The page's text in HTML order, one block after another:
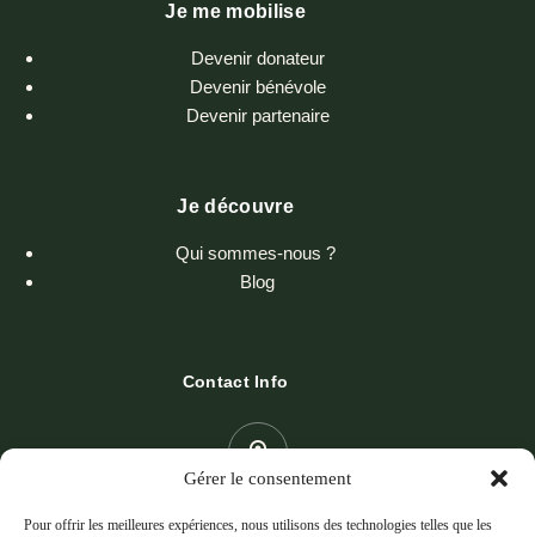
Gérer le consentement
Pour offrir les meilleures expériences, nous utilisons des technologies telles que les
Je me mobilise
Devenir donateur
Devenir bénévole
Devenir partenaire
Je découvre
Qui sommes-nous ?
Blog
Contact Info
19 Rte des Tours de Castillon 13520 PARADOU